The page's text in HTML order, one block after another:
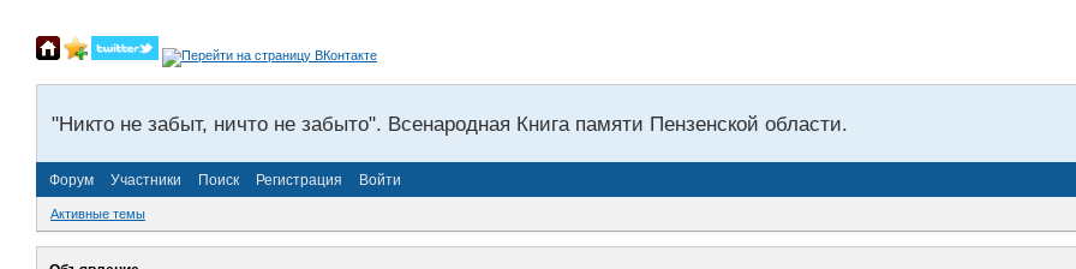
"Никто не забыт, ничто не забыто". Всенародная Книга памяти Пензенской области.
Форум Участники Поиск Регистрация Войти
Активные темы